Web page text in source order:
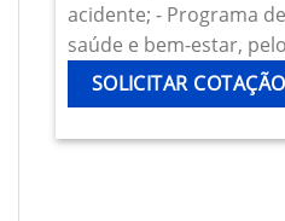
acidente; - Programa
saúde e bem-estar,
SOLICITAR COTAÇÃO